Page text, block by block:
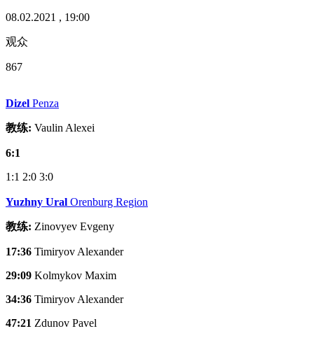
08.02.2021 , 19:00
观众
867
Dizel Penza
教练: Vaulin Alexei
6:1
1:1 2:0 3:0
Yuzhny Ural Orenburg Region
教练: Zinovyev Evgeny
17:36 Timiryov Alexander
29:09 Kolmykov Maxim
34:36 Timiryov Alexander
47:21 Zdunov Pavel